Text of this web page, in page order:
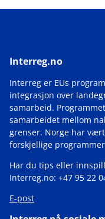
Interreg.no
Interreg er EUs
integrasjon over
samarbeid.
samarbeidet mellom
grenser. Norge har
forskjellige
Har du tips eller
Interreg.no: +47 95 22
E-post